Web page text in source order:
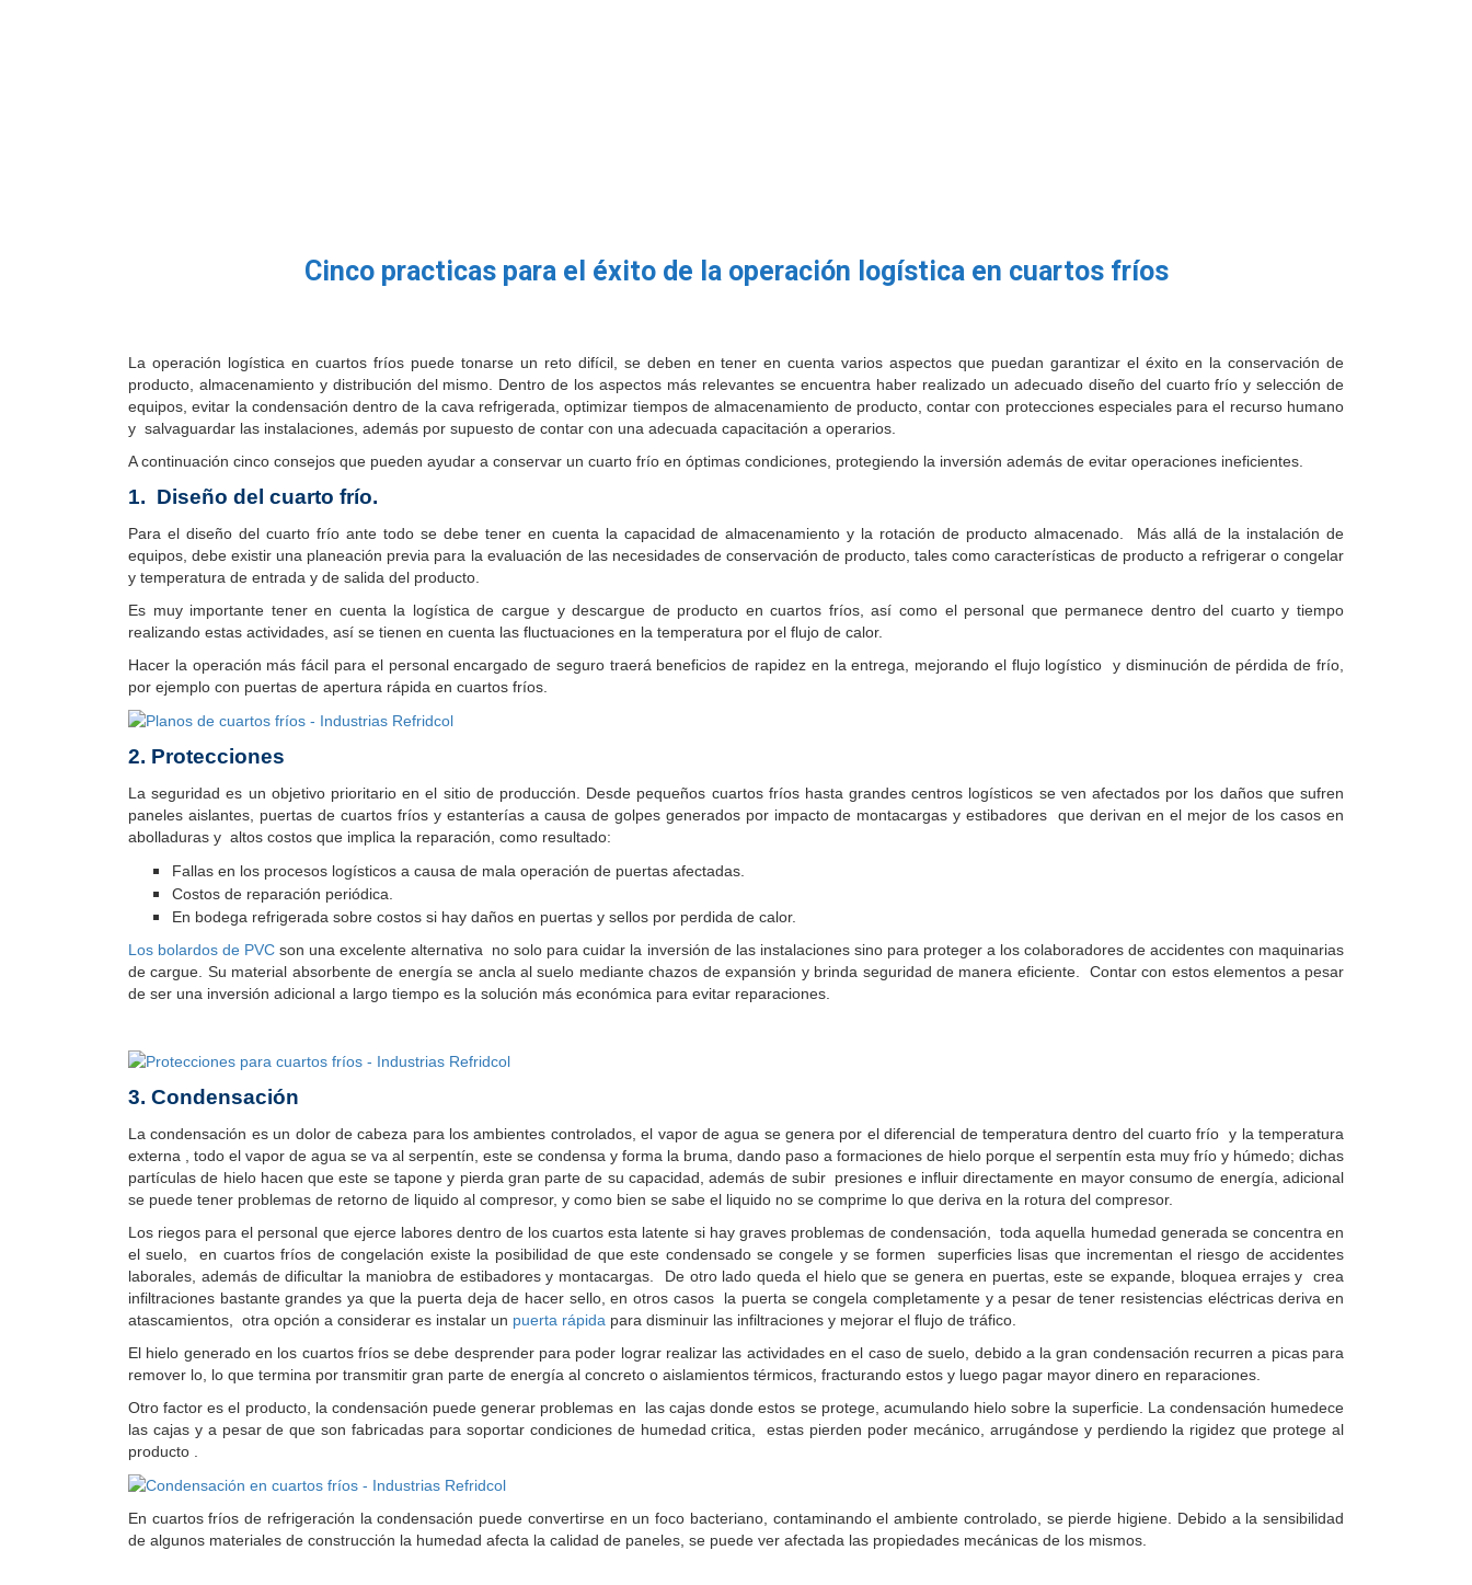
Cinco practicas para el éxito de la operación logística en cuartos fríos
La operación logística en cuartos fríos puede tonarse un reto difícil, se deben en tener en cuenta varios aspectos que puedan garantizar el éxito en la conservación de
producto, almacenamiento y distribución del mismo. Dentro de los aspectos más relevantes se encuentra haber realizado un adecuado diseño del cuarto frío y selección de
equipos, evitar la condensación dentro de la cava refrigerada, optimizar tiempos de almacenamiento de producto, contar con protecciones especiales para el recurso humano
y salvaguardar las instalaciones, además por supuesto de contar con una adecuada capacitación a operarios.
A continuación cinco consejos que pueden ayudar a conservar un cuarto frío en óptimas condiciones, protegiendo la inversión además de evitar operaciones ineficientes.
1. Diseño del cuarto frío.
Para el diseño del cuarto frío ante todo se debe tener en cuenta la capacidad de almacenamiento y la rotación de producto almacenado. Más allá de la instalación de
equipos, debe existir una planeación previa para la evaluación de las necesidades de conservación de producto, tales como características de producto a refrigerar o congelar
y temperatura de entrada y de salida del producto.
Es muy importante tener en cuenta la logística de cargue y descargue de producto en cuartos fríos, así como el personal que permanece dentro del cuarto y tiempo
realizando estas actividades, así se tienen en cuenta las fluctuaciones en la temperatura por el flujo de calor.
Hacer la operación más fácil para el personal encargado de seguro traerá beneficios de rapidez en la entrega, mejorando el flujo logístico y disminución de pérdida de frío,
por ejemplo con puertas de apertura rápida en cuartos fríos.
2. Protecciones
La seguridad es un objetivo prioritario en el sitio de producción. Desde pequeños cuartos fríos hasta grandes centros logísticos se ven afectados por los daños que sufren
paneles aislantes, puertas de cuartos fríos y estanterías a causa de golpes generados por impacto de montacargas y estibadores que derivan en el mejor de los casos en
abolladuras y altos costos que implica la reparación, como resultado:
Fallas en los procesos logísticos a causa de mala operación de puertas afectadas.
Costos de reparación periódica.
En bodega refrigerada sobre costos si hay daños en puertas y sellos por perdida de calor.
Los bolardos de PVC son una excelente alternativa no solo para cuidar la inversión de las instalaciones sino para proteger a los colaboradores de accidentes con maquinarias
de cargue. Su material absorbente de energía se ancla al suelo mediante chazos de expansión y brinda seguridad de manera eficiente. Contar con estos elementos a pesar
de ser una inversión adicional a largo tiempo es la solución más económica para evitar reparaciones.
3. Condensación
La condensación es un dolor de cabeza para los ambientes controlados, el vapor de agua se genera por el diferencial de temperatura dentro del cuarto frío y la temperatura
externa , todo el vapor de agua se va al serpentín, este se condensa y forma la bruma, dando paso a formaciones de hielo porque el serpentín esta muy frío y húmedo; dichas
partículas de hielo hacen que este se tapone y pierda gran parte de su capacidad, además de subir presiones e influir directamente en mayor consumo de energía, adicional
se puede tener problemas de retorno de liquido al compresor, y como bien se sabe el liquido no se comprime lo que deriva en la rotura del compresor.
Los riegos para el personal que ejerce labores dentro de los cuartos esta latente si hay graves problemas de condensación, toda aquella humedad generada se concentra en
el suelo, en cuartos fríos de congelación existe la posibilidad de que este condensado se congele y se formen superficies lisas que incrementan el riesgo de accidentes
laborales, además de dificultar la maniobra de estibadores y montacargas. De otro lado queda el hielo que se genera en puertas, este se expande, bloquea errajes y crea
infiltraciones bastante grandes ya que la puerta deja de hacer sello, en otros casos la puerta se congela completamente y a pesar de tener resistencias eléctricas deriva en
atascamientos, otra opción a considerar es instalar un puerta rápida para disminuir las infiltraciones y mejorar el flujo de tráfico.
El hielo generado en los cuartos fríos se debe desprender para poder lograr realizar las actividades en el caso de suelo, debido a la gran condensación recurren a picas para
remover lo, lo que termina por transmitir gran parte de energía al concreto o aislamientos térmicos, fracturando estos y luego pagar mayor dinero en reparaciones.
Otro factor es el producto, la condensación puede generar problemas en las cajas donde estos se protege, acumulando hielo sobre la superficie. La condensación humedece
las cajas y a pesar de que son fabricadas para soportar condiciones de humedad critica, estas pierden poder mecánico, arrugándose y perdiendo la rigidez que protege al
producto .
En cuartos fríos de refrigeración la condensación puede convertirse en un foco bacteriano, contaminando el ambiente controlado, se pierde higiene. Debido a la sensibilidad
de algunos materiales de construcción la humedad afecta la calidad de paneles, se puede ver afectada las propiedades mecánicas de los mismos.